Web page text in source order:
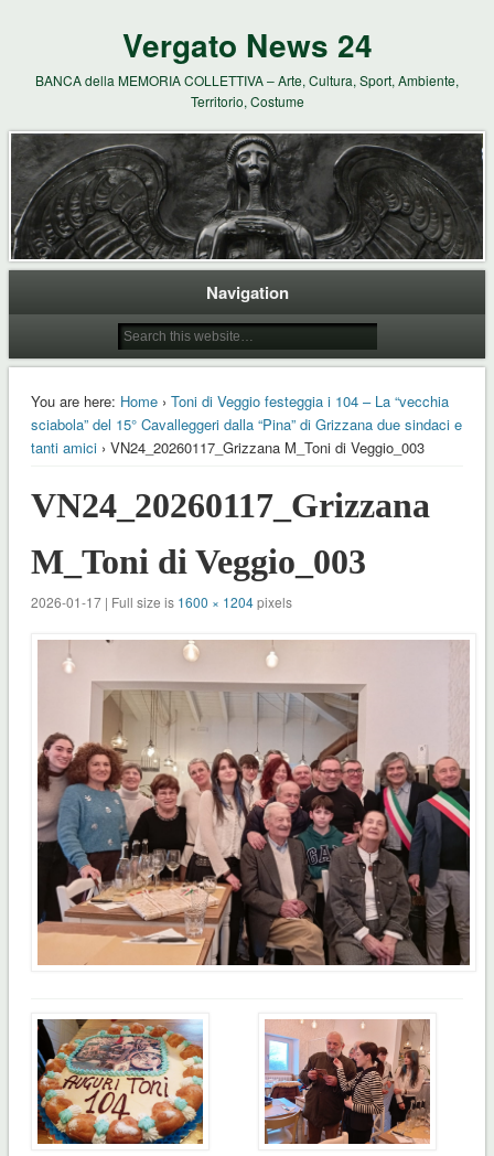
Vergato News 24
BANCA della MEMORIA COLLETTIVA – Arte, Cultura, Sport, Ambiente,
Territorio, Costume
Navigation
You are here: Home› Toni di Veggio festeggia i 104 – La “vecchia
sciabola” del 15° Cavalleggeri dalla “Pina” di Grizzana due sindaci e
tanti amici› VN24_20260117_Grizzana M_Toni di Veggio_003
VN24_20260117_Grizzana
M_Toni di Veggio_003
2026-01-17 | Full size is 1600 × 1204pixels